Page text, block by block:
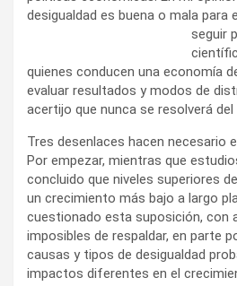
desigualdad es buena o mala para
seguir
quienes conducen una economía
evaluar resultados y modos de
acertijo que nunca se resolverá
Tres desenlaces hacen necesario
Por empezar, mientras que
concluido que niveles superiores
un crecimiento más bajo a largo
cuestionado esta suposición, con
imposibles de respaldar, en parte
causas y tipos de desigualdad
impactos diferentes en el